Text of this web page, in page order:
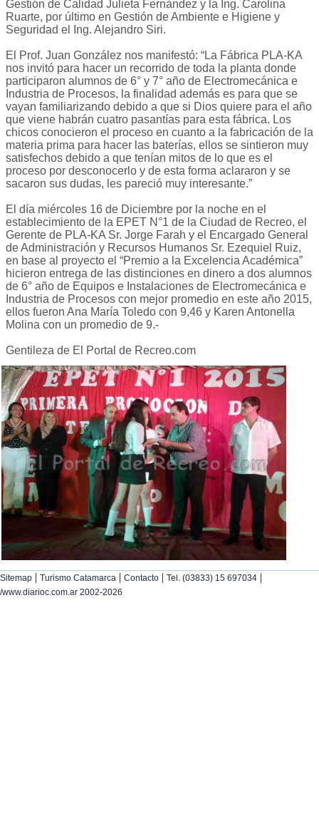
Gestión de Calidad Julieta Fernández y la Ing. Carolina
Ruarte, por último en Gestión de Ambiente e Higiene y
Seguridad el Ing. Alejandro Siri.
El Prof. Juan González nos manifestó: “La Fábrica PLA-KA
nos invitó para hacer un recorrido de toda la planta donde
participaron alumnos de 6° y 7° año de Electromecánica e
Industria de Procesos, la finalidad además es para que se
vayan familiarizando debido a que si Dios quiere para el año
que viene habrán cuatro pasantías para esta fábrica. Los
chicos conocieron el proceso en cuanto a la fabricación de la
materia prima para hacer las baterías, ellos se sintieron muy
satisfechos debido a que tenían mitos de lo que es el
proceso por desconocerlo y de esta forma aclararon y se
sacaron sus dudas, les pareció muy interesante.”
El día miércoles 16 de Diciembre por la noche en el
establecimiento de la EPET N°1 de la Ciudad de Recreo, el
Gerente de PLA-KA Sr. Jorge Farah y el Encargado General
de Administración y Recursos Humanos Sr. Ezequiel Ruiz,
en base al proyecto el “Premio a la Excelencia Académica”
hicieron entrega de las distinciones en dinero a dos alumnos
de 6° año de Equipos e Instalaciones de Electromecánica e
Industria de Procesos con mejor promedio en este año 2015,
ellos fueron Ana María Toledo con 9,46 y Karen Antonella
Molina con un promedio de 9.-
Gentileza de El Portal de Recreo.com
Sitemap | Turismo Catamarca | Contacto | Tel. (03833) 15 697034 |
/www.diarioc.com.ar 2002-2026